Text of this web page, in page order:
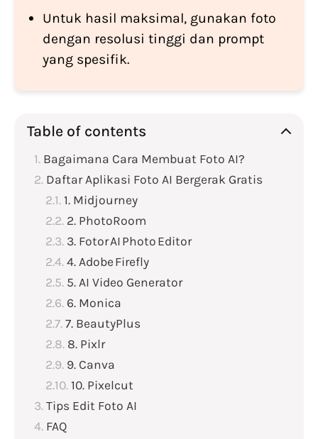
Untuk hasil maksimal, gunakan foto
dengan resolusi tinggi dan prompt
yang spesifik.
Table of contents
Bagaimana Cara Membuat Foto AI?
Daftar Aplikasi Foto AI Bergerak Gratis
1. Midjourney
2. PhotoRoom
3. Fotor AI Photo Editor
4. Adobe Firefly
5. AI Video Generator
6. Monica
7. BeautyPlus
8. Pixlr
9. Canva
10. Pixelcut
Tips Edit Foto AI
FAQ